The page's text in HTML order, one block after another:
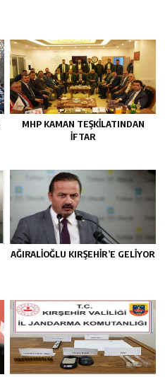
MHP KAMAN TEŞKİLATINDAN
İFTAR
AĞIRALİOĞLU KIRŞEHİR’E GELİYOR